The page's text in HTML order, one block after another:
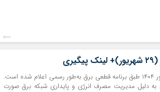
برنامه قطع برق تهران شنبه ۲۹ شهریور ۱۴۰۴ طبق برنامه قطعی برق به‌طور رسمی اعلام شده است.
دلیل مدیریت مصرف انرژی و پایداری شبکه برق صورت